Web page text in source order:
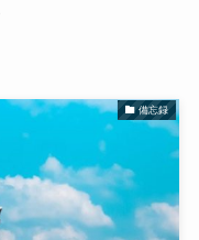
備忘録